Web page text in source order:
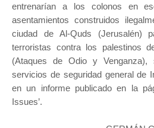
entrenarían a los colonos en
asentamientos construidos
ciudad de Al-Quds (Jerusalén)
terroristas contra los palestinos
(Ataques de Odio y Venganza),
servicios de seguridad general de
en un informe publicado en la
Issues’.